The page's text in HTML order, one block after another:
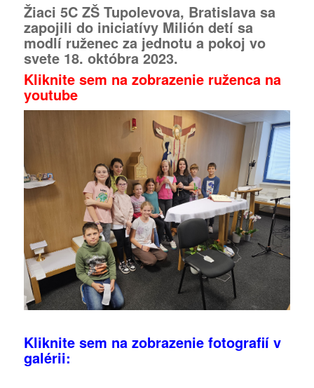
Žiaci 5C ZŠ Tupolevova, Bratislava sa
zapojili do iniciatívy Milión detí sa
modlí ruženec za jednotu a pokoj vo
svete 18. októbra 2023.
Kliknite sem na zobrazenie ruženca na
youtube
Kliknite sem na zobrazenie fotografií v
galérii: